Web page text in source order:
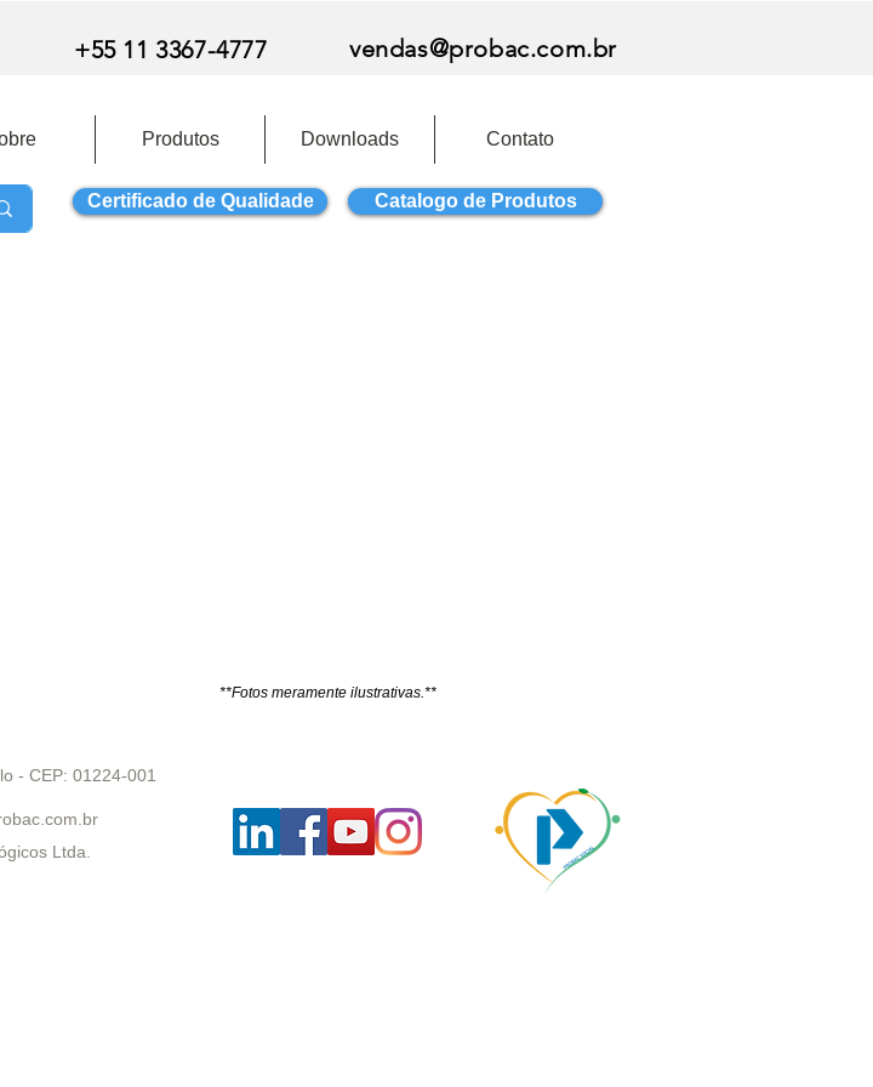
+55 11 3367-4777 vendas@probac.com.br
Produtos Downloads Contato
Certificado de Qualidade Catalogo de Produtos
**Fotos meramente ilustrativas.**
- CEP: 01224-001
Ltda.